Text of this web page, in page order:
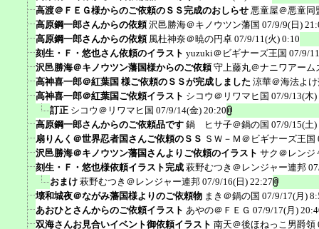
高渡＠ＦＥＧ様からのご依頼のＳＳ完成のおしらせ 悪童屋＠悪童同
高原鋼一郎さんからの依頼 沢邑勝海＠キノウツン藩国 07/9/9(日)
高原鋼一郎さんからの依頼 風杜神奈＠暁の円卓 07/9/11(火) 0:10
刻生・Ｆ・悠也さん依頼のイラスト yuzuki＠ビギナーズ王国 07/9/
沢邑勝海＠キノウツン藩国様からのご依頼 守上藤丸＠ナニワアーム
高神喜一郎＠紅葉国 様ご依頼のＳＳが完成しました 涼華＠海法よ
高神喜一郎＠紅葉国ご依頼イラスト シコウ＠リワマヒ国 07/9/13(木)
訂正 シコウ＠リワマヒ国 07/9/14(金) 20:20
高原鋼一郎さんからのご依頼品です 鍋 ヒサ子＠鍋の国 07/9/15(土)
扇りんく＠世界忍者国さんご依頼のＳＳ ＳＷ－Ｍ＠ビギナーズ王国
沢邑勝海＠キノウツン藩国さんよりご依頼のイラスト サク＠レンジ
刻生・Ｆ・悠也様依頼イラスト完成 萩野むつき＠レンジャー連邦
おまけ 萩野むつき＠レンジャー連邦 07/9/16(日) 22:27
壊和城夜＠ながみ藩国様よりのご依頼物 まき＠鍋の国 07/9/17(月)
あおひとさんからのご依頼イラスト あやの＠ＦＥＧ 07/9/17(月)
双海さんお見合いイベント御依頼イラスト 南天＠後ほねっこ男爵領